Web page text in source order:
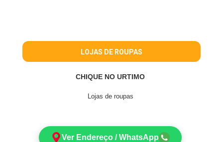
LOJAS DE ROUPAS
CHIQUE NO URTIMO
Lojas de roupas
Ver Endereço / WhatsApp